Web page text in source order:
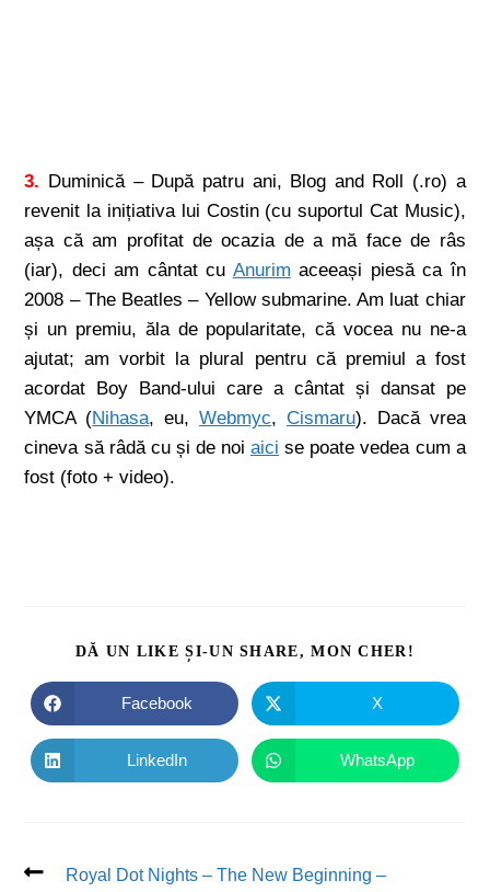
3. Duminică – După patru ani, Blog and Roll (.ro) a
revenit la inițiativa lui Costin (cu suportul Cat Music),
așa că am profitat de ocazia de a mă face de râs
(iar), deci am cântat cu Anurim aceeași piesă ca în
2008 – The Beatles – Yellow submarine. Am luat chiar
și un premiu, ăla de popularitate, că vocea nu ne-a
ajutat; am vorbit la plural pentru că premiul a fost
acordat Boy Band-ului care a cântat și dansat pe
YMCA (Nihasa, eu,Webmyc, Cismaru). Dacă vrea
cineva să râdă cu și de noiaici se poate vedea cum a
fost (foto + video).
DĂ UN LIKE ȘI-UN SHARE, MON CHER!
Facebook X
LinkedIn WhatsApp
Royal Dot Nights – The New Beginning –